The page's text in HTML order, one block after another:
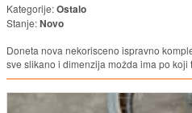
Kategorije:Ostalo
Stanje:Novo
Doneta nova nekorisceno ispravno
sve slikano i dimenzija možda ima po koji